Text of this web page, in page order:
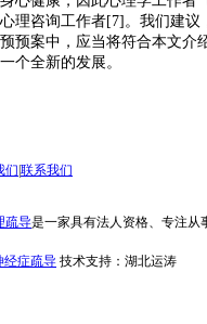
理咨询工作者[7]。我们建
预案中，应当将符合本文
个全新的发展。
们|联系我们
疏导是一家具有法人资格、专注从
经症疏导 技术支持：湖北运涛